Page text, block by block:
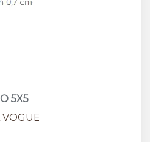
5X5
VOGUE